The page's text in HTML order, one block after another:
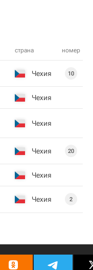
страна номер
Чехия 10
Чехия
Чехия
Чехия 20
Чехия
Чехия 2